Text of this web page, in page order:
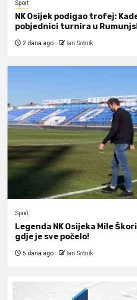
Sport
NK Osijek podigao trofej:
pobjednici turnira u
2 dana ago Ian Srčnik
Sport
Legenda NK Osijeka Mile
gdje je sve počelo!
5 dana ago Ian Srčnik